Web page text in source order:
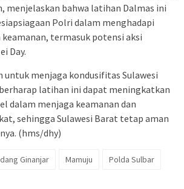
menjelaskan bahwa latihan Dalmas ini
Polri dalam menghadapi
termasuk potensi aksi
Day.
menjaga kondusifitas Sulawesi
latihan ini dapat meningkatkan
dalam menjaga keamanan dan
sehingga Sulawesi Barat tetap aman
(hms/dhy)
Ginanjar Mamuju
Polda Sulbar